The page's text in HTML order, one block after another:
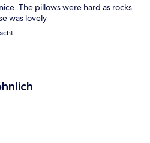
The pillows were hard as rocks
was lovely